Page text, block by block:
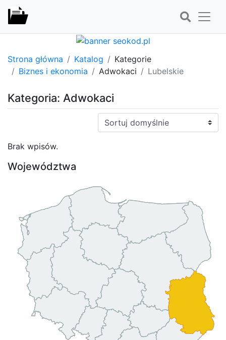
Strona główna Katalog
Kategorie
Biznes i ekonomia
Adwokaci Lubelskie
Kategoria: Adwokaci
Sortuj:
Brak wpisów.
Województwa